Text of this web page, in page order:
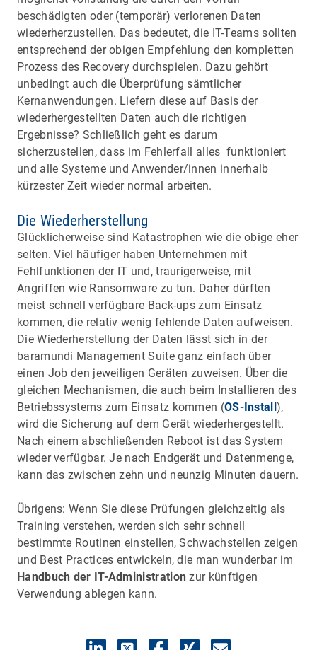
beschädigten oder (temporär) verlorenen Daten
wiederherzustellen. Das bedeutet, die IT-Teams sollten
entsprechend der obigen Empfehlung den kompletten
Prozess des Recovery durchspielen. Dazu gehört
unbedingt auch die Überprüfung sämtlicher
Kernanwendungen. Liefern diese auf Basis der
wiederhergestellten Daten auch die richtigen
Ergebnisse? Schließlich geht es darum
sicherzustellen, dass im Fehlerfall alles funktioniert
und alle Systeme und Anwender/innen innerhalb
kürzester Zeit wieder normal arbeiten.
Die Wiederherstellung
Glücklicherweise sind Katastrophen wie die obige eher
selten. Viel häufiger haben Unternehmen mit
Fehlfunktionen der IT und, traurigerweise, mit
Angriffen wie Ransomware zu tun. Daher dürften
meist schnell verfügbare Back-ups zum Einsatz
kommen, die relativ wenig fehlende Daten aufweisen.
Die Wiederherstellung der Daten lässt sich in der
baramundi Management Suite ganz einfach über
einen Job den jeweiligen Geräten zuweisen. Über die
gleichen Mechanismen, die auch beim Installieren des
Betriebssystems zum Einsatz kommen (OS-Install),
wird die Sicherung auf dem Gerät wiederhergestellt.
Nach einem abschließenden Reboot ist das System
wieder verfügbar. Je nach Endgerät und Datenmenge,
kann das zwischen zehn und neunzig Minuten dauern.
Übrigens: Wenn Sie diese Prüfungen gleichzeitig als
Training verstehen, werden sich sehr schnell
bestimmte Routinen einstellen, Schwachstellen zeigen
und Best Practices entwickeln, die man wunderbar im
Handbuch der IT-Administration zur künftigen
Verwendung ablegen kann.